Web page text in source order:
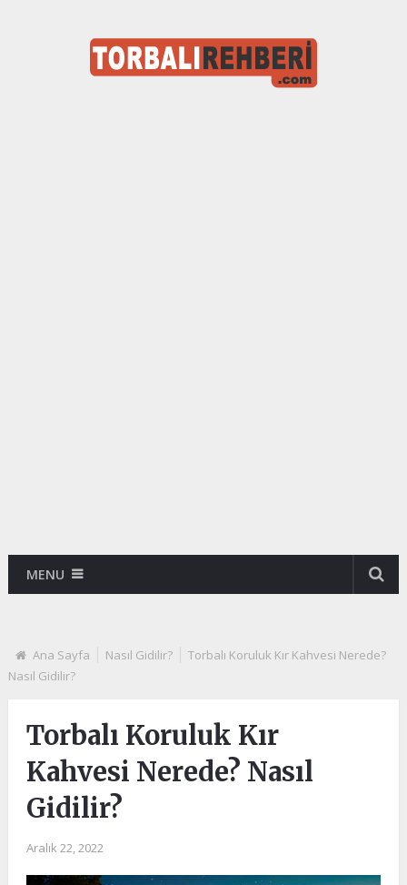
MENU
Ana Sayfa Nasıl Gidilir?
Torbalı Koruluk Kır Kahvesi Nerede?
Nasıl Gidilir?
Torbalı Koruluk Kır
Kahvesi Nerede? Nasıl
Gidilir?
Aralık 22, 2022